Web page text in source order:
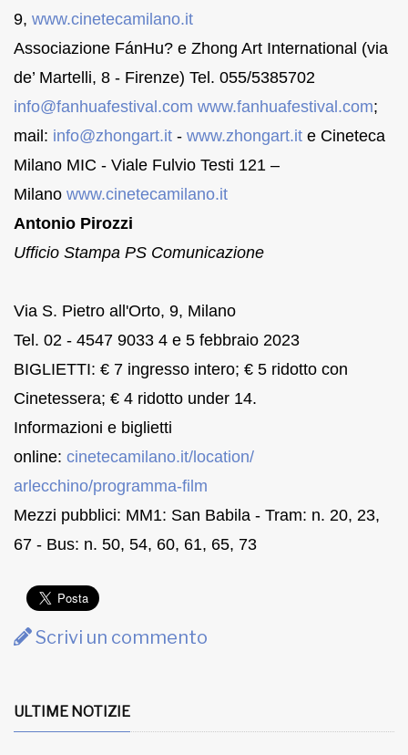
9, www.cinetecamilano.it
Associazione FánHu? e Zhong Art International (via
de’ Martelli, 8 - Firenze) Tel. 055/5385702
info@fanhuafestival.com www.fanhuafestival.com;
mail: info@zhongart.it - www.zhongart.it e Cineteca
Milano MIC - Viale Fulvio Testi 121 –
Milano www.cinetecamilano.it
Antonio Pirozzi
Ufficio Stampa PS Comunicazione
Via S. Pietro all'Orto, 9, Milano
Tel. 02 - 4547 9033 4 e 5 febbraio 2023
BIGLIETTI: € 7 ingresso intero; € 5 ridotto con
Cinetessera; € 4 ridotto under 14.
Informazioni e biglietti
online: cinetecamilano.it/location/
arlecchino/programma-film
Mezzi pubblici: MM1: San Babila - Tram: n. 20, 23,
67 - Bus: n. 50, 54, 60, 61, 65, 73
Scrivi un commento
ULTIME NOTIZIE